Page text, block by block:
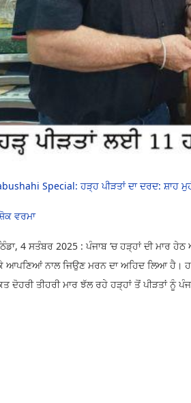
Special: ਹੜ੍ਹ ਪੀੜਤਾਂ ਦਾ ਦਰਦ: ਸ਼ਾਹ
ਵਰਮਾ
4 ਸਤੰਬਰ 2025 : ਪੰਜਾਬ ’ਚ ਹੜ੍ਹਾਂ ਦੀ ਮਾਰ
ਆਪਣਿਆਂ ਨਾਲ ਜਿਉਣ ਮਰਨ ਦਾ ਅਹਿਦ ਲਿਆ ਹੈ।
ਦੋਹਰੀ ਤੀਹਰੀ ਮਾਰ ਝੱਲ ਰਹੇ ਹੜ੍ਹਾਂ ਤੋਂ ਪੀੜਤਾਂ ਨੂੰ